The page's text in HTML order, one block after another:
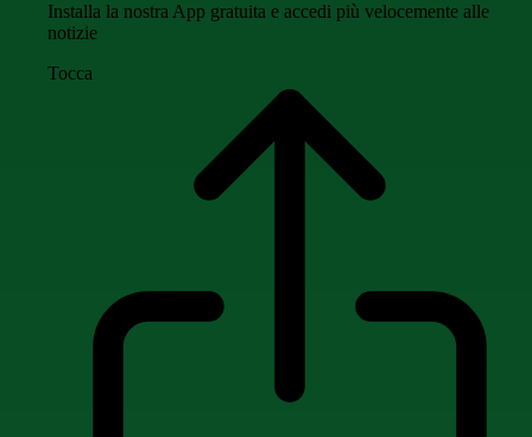
Installa la nostra App gratuita e accedi più velocemente alle
notizie
Tocca